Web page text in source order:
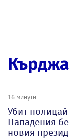
16 минути
Убит
Нападения
новия